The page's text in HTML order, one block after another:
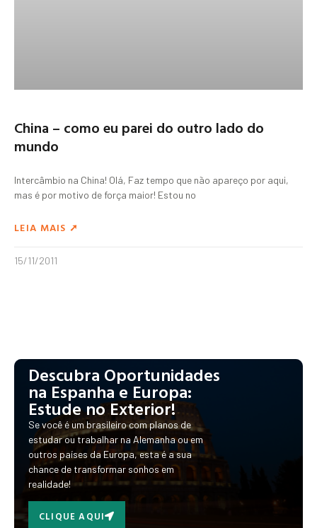
China – como eu parei do outro lado do
mundo
Intercâmbio na China! Olá, Faz tempo que não apareço por aqui,
mas é por motivo de força maior! Estou no
LEIA MAIS ➚
15/11/2011
Descubra Oportunidades
na Espanha e Europa:
Estude no Exterior!
Se você é um brasileiro com planos de
estudar ou trabalhar na Alemanha ou em
outros países da Europa, esta é a sua
chance de transformar sonhos em
realidade!
CLIQUE AQUI